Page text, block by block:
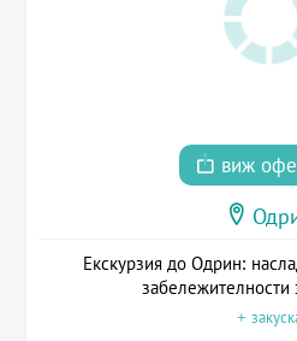
виж
Екскурзия до Одрин:
забележителности
+